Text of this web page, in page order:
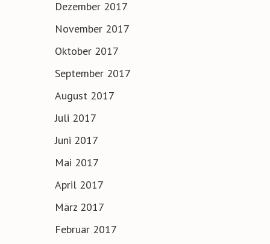
Dezember 2017
November 2017
Oktober 2017
September 2017
August 2017
Juli 2017
Juni 2017
Mai 2017
April 2017
März 2017
Februar 2017